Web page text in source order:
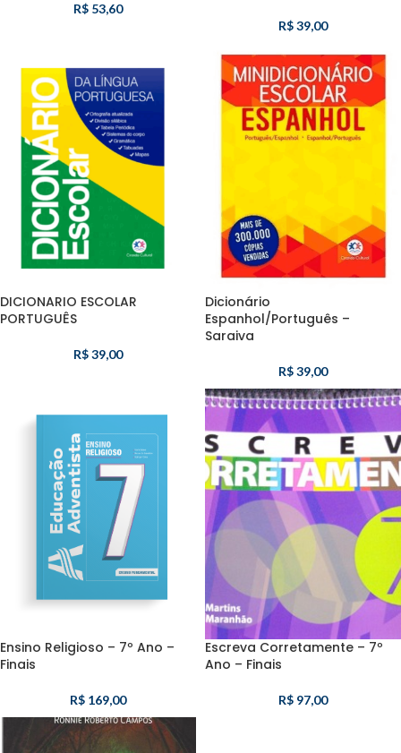
R$ 53,60
R$39,00
DICIONARIO ESCOLAR
PORTUGUÊS
R$39,00
Dicionário
Espanhol/Português –
Saraiva
R$39,00
Ensino Religioso – 7º Ano –
Finais
R$ 169,00
Escreva Corretamente – 7º
Ano – Finais
R$ 97,00